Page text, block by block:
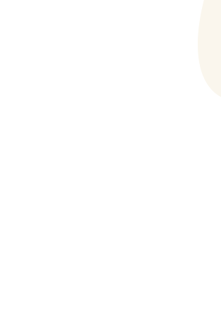
give everyone access to self-care tools
take care of remote teams, wherever they
train ambassadors to promote mental